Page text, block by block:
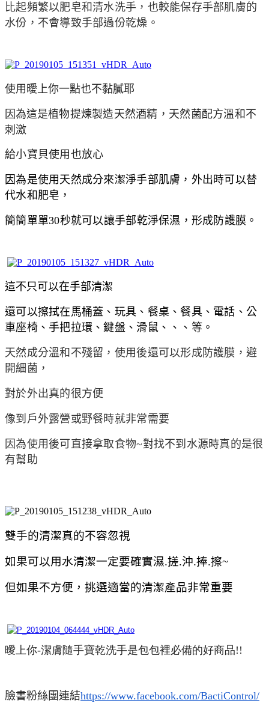
比起頻繁以肥皂和清水洗手，也較能保存手部肌膚的
水份，不會導致手部過份乾燥。
使用曖上你一點也不黏膩耶
因為這是植物提煉製造天然酒精，天然菌配方溫和不
刺激
給小寶貝使用也放心
因為是使用天然成分來潔淨手部肌膚，外出時可以替
代水和肥皂，
簡簡單單30秒就可以讓手部乾淨保濕，形成防護膜。
這不只可以在手部清潔
還可以擦拭在馬桶蓋、玩具、餐桌、餐具、電話、公
車座椅、手把拉環、鍵盤、滑鼠、、、等。
天然成分溫和不殘留，使用後還可以形成防護膜，避
開細菌，
對於外出真的很方便
像到戶外露營或野餐時就非常需要
因為使用後可直接拿取食物~對找不到水源時真的是很
有幫助
雙手的清潔真的不容忽視
如果可以用水清潔一定要確實濕.搓.沖.捧.擦~
但如果不方便，挑選適當的清潔產品非常重要
曖上你-潔膚隨手寶乾洗手是包包裡必備的好商品!!
臉書粉絲團連結https://www.facebook.com/BactiControl/